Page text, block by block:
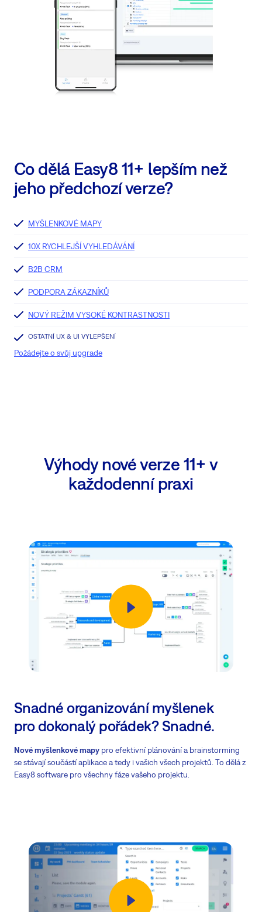
Co dělá Easy8 11+ lepším než
jeho předchozí verze?
MYŠLENKOVÉ MAPY
10X RYCHLEJŠÍ VYHLEDÁVÁNÍ
B2B CRM
PODPORA ZÁKAZNÍKŮ
NOVÝ REŽIM VYSOKÉ KONTRASTNOSTI
OSTATNÍ UX & UI VYLEPŠENÍ
Požádejte o svůj upgrade
Výhody nové verze 11+ v
každodenní praxi
Snadné organizování myšlenek
pro dokonalý pořádek? Snadné.
Nové myšlenkové mapy pro efektivní plánování a brainstorming
se stávají součástí aplikace a tedy i vašich všech projektů. To dělá z
Easy8 software pro všechny fáze vašeho projektu.